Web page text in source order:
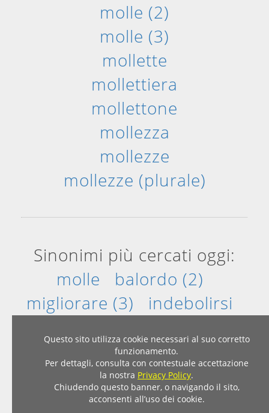
molle (2)
molle (3)
mollette
mollettiera
mollettone
mollezza
mollezze
mollezze (plurale)
Sinonimi più cercati oggi:
molle
balordo (2)
migliorare (3)
indebolirsi
Home|Privacy & Cookies
© 2007 - 2026 - Dizionario Sinonimi Contrari
Questo sito utilizza cookie necessari al suo corretto
funzionamento.
Per dettagli, consulta con contestuale accettazione
la nostra Privacy Policy.
Chiudendo questo banner, o navigando il sito,
acconsenti all’uso dei cookie.